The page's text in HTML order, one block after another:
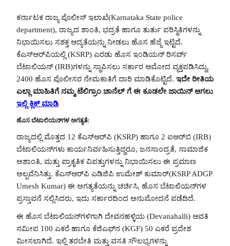
ಕರ್ನಾಟಕ ರಾಜ್ಯ ಪೊಲೀಸ್ ಇಲಾಖೆ(Karnataka State police
department), ರಾಜ್ಯದ ಶಾಂತಿ, ಭದ್ರತೆ ಹಾಗೂ ತುರ್ತು ಪರಿಸ್ಥಿತಿಗಳನ್ನು
ನಿಭಾಯಿಸಲು ಸಶಕ್ತ ಆದ್ಯತೆಯನ್ನು ನೀಡಲು ಹೊಸ ಹೆಜ್ಜೆ ಇಟ್ಟಿದೆ.
ಕೆಎಸ್‌ಆರ್‌ಪಿಯಲ್ಲಿ (KSRP) ಎರಡು ಹೊಸ ಇಂಡಿಯನ್ ರಿಸರ್ವ್
ಬೆಟಾಲಿಯನ್‌ (IRB)ಗಳನ್ನು ಸ್ಥಾಪಿಸಲು ಸರ್ಕಾರ ಆಮೋದ ವ್ಯಕ್ತಪಡಿಸಿದ್ದು,
2400 ಹೊಸ ಪೊಲೀಸರ ನೇಮಕಾತಿಗೆ ದಾರಿ ಮಾಡಿಕೊಟ್ಟಿದೆ. ಇದೇ ರೀತಿಯ
ಎಲ್ಲಾ ಮಾಹಿತಿಗೆ ನಮ್ಮ ಟೆಲಿಗ್ರಾಂ ಚಾನೆಲ್ ಗೆ ಈ ಕೂಡಲೇ ಜಾಯಿನ್ ಆಗಲು
ಇಲ್ಲಿ ಕ್ಲಿಕ್ ಮಾಡಿ
ಹೊಸ ಬೆಟಾಲಿಯನ್‌ಗಳ ಅಗತ್ಯತೆ:
ರಾಜ್ಯದಲ್ಲಿ ಮೊತ್ತದ 12 ಕೆಎಸ್‌ಆರ್‌ಪಿ (KSRP) ಹಾಗೂ 2 ಐಆರ್‌ಬಿ (IRB)
ಬೆಟಾಲಿಯನ್‌ಗಳು ಕಾರ್ಯನಿರ್ವಹಿಸುತ್ತಿದ್ದರೂ, ಜನಸಾಂದ್ರತೆ, ಸಾಮಾಜಿಕ
ಅಶಾಂತಿ, ಮತ್ತು ಪ್ರಾಕೃತಿಕ ವಿಪತ್ತುಗಳನ್ನು ನಿಭಾಯಿಸಲು ಈ ಪ್ರಮಾಣ
ಅಲ್ಪವೆನಿಸಿತ್ತು. ಕೆಎಸ್‌ಆರ್‌ಪಿ ಎಡಿಜಿಪಿ ಉಮೇಶ್ ಕುಮಾರ್(KSRP ADGP
Umesh Kumar) ಈ ಅಗತ್ಯತೆಯನ್ನು ಚರ್ಚಿಸಿ, ಹೊಸ ಬೆಟಾಲಿಯನ್‌ಗಳ
ಪ್ರಸ್ತಾವನೆ ಸಲ್ಲಿಸಿದರು, ಇದು ಸರ್ಕಾರದಿಂದ ಅನುಮೋದನೆ ಪಡೆದಿದೆ.
ಈ ಹೊಸ ಬೆಟಾಲಿಯನ್‌ಗಳಿಗಾಗಿ ದೇವನಹಳ್ಳಿಯ (Devanahalli) ಆವತಿ
ಸಮೀಪ 100 ಎಕರೆ ಹಾಗೂ ಕೆಜಿಎಫ್‌ನ (KGF) 50 ಎಕರೆ ಪ್ರದೇಶ
ಮೀಸಲಾಗಿದೆ. ಇಲ್ಲಿ ತರಬೇತಿ ಮತ್ತು ವಸತಿ ಸೌಲಭ್ಯಗಳನ್ನು